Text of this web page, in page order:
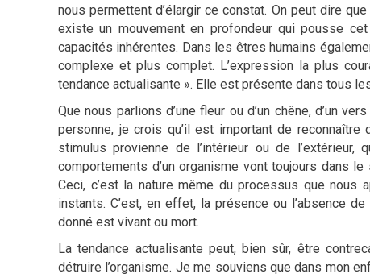
nous permettent d’élargir ce constat. On peut dire
existe un mouvement en profondeur qui pousse
capacités inhérentes. Dans les êtres humains
complexe et plus complet. L’expression la plus
tendance actualisante ». Elle est présente dans tous
Que nous parlions d’une fleur ou d’un chêne, d’un
personne, je crois qu’il est important de
stimulus provienne de l’intérieur ou de
comportements d’un organisme vont toujours dans
Ceci, c’est la nature même du processus que
instants. C’est, en effet, la présence ou l’absence
donné est vivant ou mort.
La tendance actualisante peut, bien sûr, être
détruire l’organisme. Je me souviens que dans mon